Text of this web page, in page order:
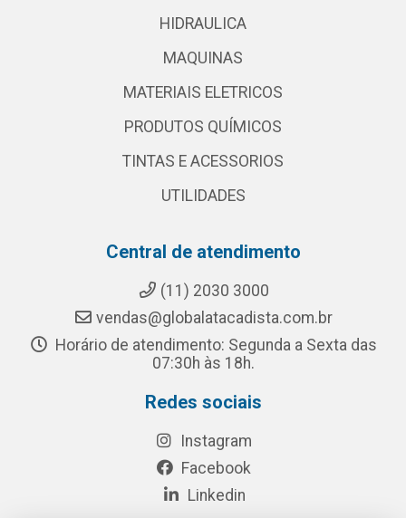
HIDRAULICA
MAQUINAS
MATERIAIS ELETRICOS
PRODUTOS QUÍMICOS
TINTAS E ACESSORIOS
UTILIDADES
Central de atendimento
(11) 2030 3000
vendas@globalatacadista.com.br
Horário de atendimento: Segunda a Sexta das
07:30h às 18h.
Redes sociais
Instagram
Facebook
Linkedin